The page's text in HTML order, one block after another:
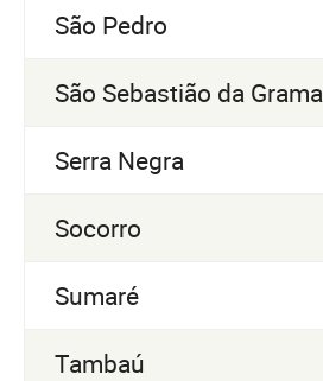
São Pedro
São Sebastião da Grama
Serra Negra
Socorro
Sumaré
Tambaú